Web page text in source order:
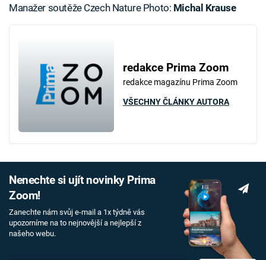
Manažer soutěže Czech Nature Photo: Michal Krause
redakce Prima Zoom
redakce magazínu Prima Zoom
VŠECHNY ČLÁNKY AUTORA
Nenechte si ujít novinky Prima
Zoom!
Zanechte nám svůj e-mail a 1x týdně vás
upozorníme na to nejnovější a nejlepší z
našeho webu.